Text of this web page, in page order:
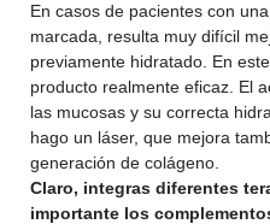
En casos de pacientes con
marcada, resulta muy difícil
previamente hidratado. En
producto realmente eficaz. El
las mucosas y su correcta
hago un láser, que mejora
generación de colágeno.
Claro, integras diferentes
importante los